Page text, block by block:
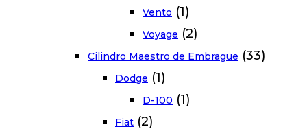
Vento (1)
Voyage (2)
Cilindro Maestro de Embrague (33)
Dodge (1)
D-100 (1)
Fiat (2)